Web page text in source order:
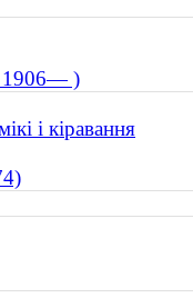
1906— )
і кіравання